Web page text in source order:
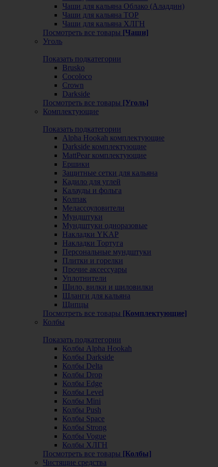
Чаши для кальяна Облако (Аладдин)
Чаши для кальяна ТОР
Чаши для кальяна ХЛГН
Посмотреть все товары [Чаши]
Уголь
Показать подкатегории
Brusko
Cocoloco
Crown
Darkside
Посмотреть все товары [Уголь]
Комплектующие
Показать подкатегории
Alpha Hookah комплектующие
Darkside комплектующие
MattPear комплектующие
Ершики
Защитные сетки для кальяна
Кадило для углей
Калауды и фольга
Колпак
Мелассоуловители
Мундштуки
Мундштуки одноразовые
Накладки YKAP
Накладки Тортуга
Персональные мундштуки
Плитки и горелки
Прочие аксессуары
Уплотнители
Шило, вилки и шиловилки
Шланги для кальяна
Щипцы
Посмотреть все товары [Комплектующие]
Колбы
Показать подкатегории
Колбы Alpha Hookah
Колбы Darkside
Колбы Delta
Колбы Drop
Колбы Edge
Колбы Level
Колбы Mini
Колбы Push
Колбы Space
Колбы Strong
Колбы Vogue
Колбы ХЛГН
Посмотреть все товары [Колбы]
Чистящие средства